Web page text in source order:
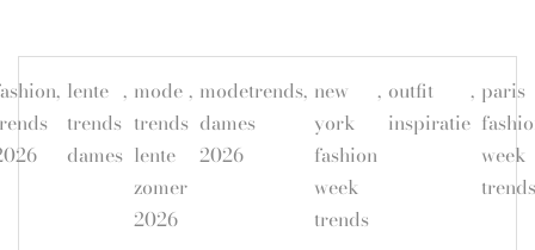
, lente
trends
dames
, mode
trends
lente
zomer
2026
, modetrends
dames
2026
, new
york
fashion
week
trends
, outfit
inspiratie
, paris
week
trends